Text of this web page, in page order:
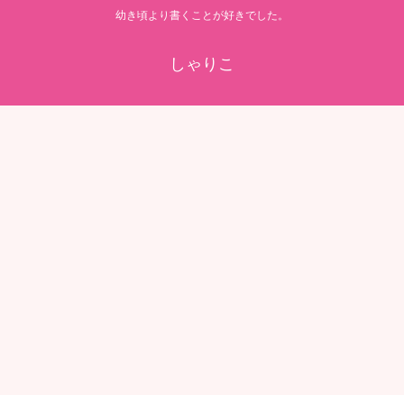
幼き頃より書くことが好きでした。
しゃりこ